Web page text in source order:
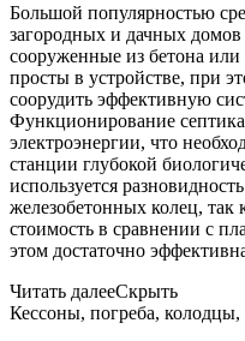
Большой популярностью
загородных и дачных домов
сооруженные из бетона или
просты в устройстве, при
соорудить эффективную
Функционирование
электроэнергии, что
станции глубокой
используется
железобетонных колец, так
стоимость в сравнении с
этом достаточно
Читать далееСкрыть
Кессоны, погреба,